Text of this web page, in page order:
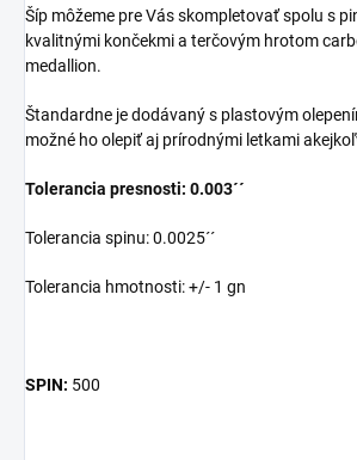
Šíp môžeme pre Vás skompletovať spolu s
kvalitnými končekmi a terčovým hrotom
medallion.
Štandardne je dodávaný s plastovým
možné ho olepiť aj prírodnými letkami
Tolerancia presnosti: 0.003´´
Tolerancia spinu: 0.0025´´
Tolerancia hmotnosti: +/- 1 gn
SPIN: 500